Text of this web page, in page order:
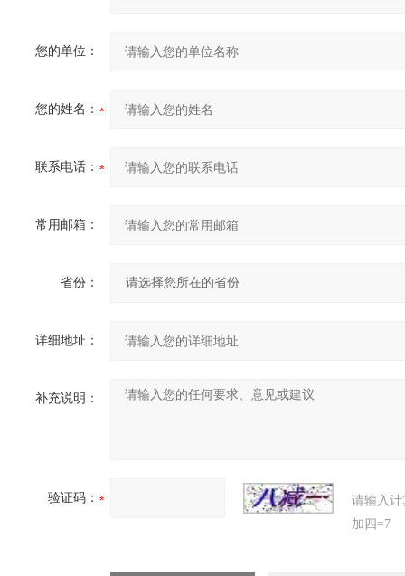
您的单位：
您的姓名：
联系电话：
常用邮箱：
省份：
详细地址：
补充说明：
验证码：
请输入
加四=7